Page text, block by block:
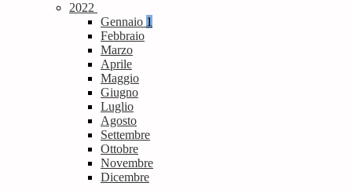
2022
Gennaio 1
Febbraio
Marzo
Aprile
Maggio
Giugno
Luglio
Agosto
Settembre
Ottobre
Novembre
Dicembre